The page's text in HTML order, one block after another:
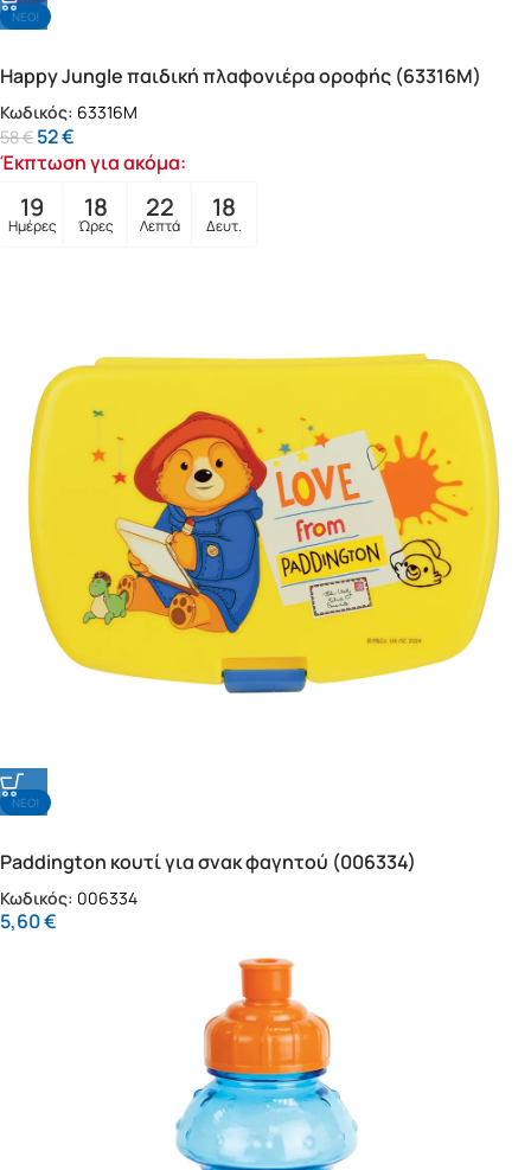
NΕΟ!
Happy Jungle παιδική πλαφονιέρα οροφής (63316M)
Κωδικός: 63316M
58€ 52€
Έκπτωση για ακόμα:
19
Ημέρες
18
Ώρες
22
Λεπτά
16
Δευτ.
NΕΟ!
Paddington κουτί για σνακ φαγητού (006334)
Κωδικός: 006334
5,60€